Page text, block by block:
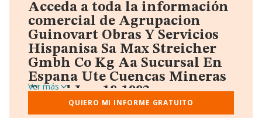
Acceda a toda la información
comercial de Agrupacion
Guinovart Obras Y Servicios
Hispanisa Sa Max Streicher
Gmbh Co Kg Aa Sucursal En
Espana Ute Cuencas Mineras
Teruel Ley 18-1982
A través del informe gratuito que te proporcionamos
desde Einforma, donde vas a encontrar:
Ver más
QUIERO MI INFORME GRATUITO